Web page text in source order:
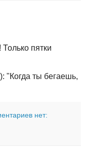
пятки
"Когда ты бегаешь,
нет: